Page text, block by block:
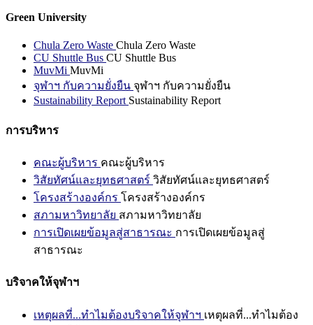
Green University
Chula Zero Waste Chula Zero Waste
CU Shuttle Bus CU Shuttle Bus
MuvMi MuvMi
จุฬาฯ กับความยั่งยืน จุฬาฯ กับความยั่งยืน
Sustainability Report Sustainability Report
การบริหาร
คณะผู้บริหาร คณะผู้บริหาร
วิสัยทัศน์และยุทธศาสตร์ วิสัยทัศน์และยุทธศาสตร์
โครงสร้างองค์กร โครงสร้างองค์กร
สภามหาวิทยาลัย สภามหาวิทยาลัย
การเปิดเผยข้อมูลสู่สาธารณะ การเปิดเผยข้อมูลสู่
สาธารณะ
บริจาคให้จุฬาฯ
เหตุผลที่...ทำไมต้องบริจาคให้จุฬาฯ เหตุผลที่...ทำไมต้อง